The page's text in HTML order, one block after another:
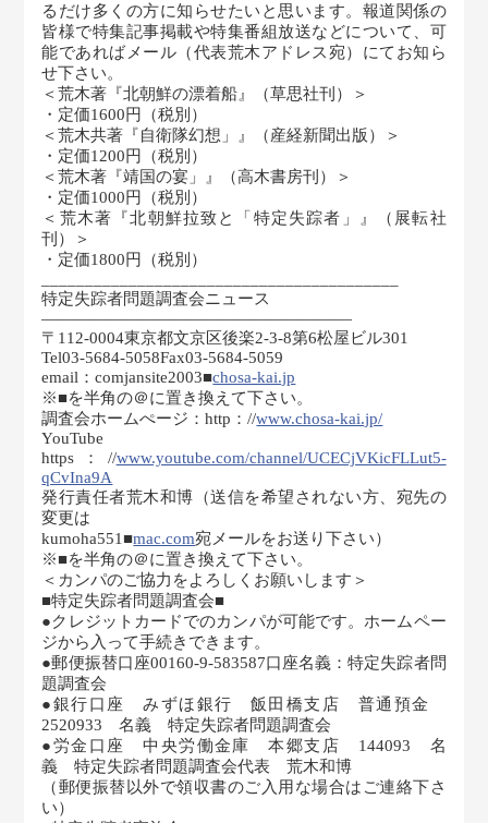
るだけ多くの方に知らせたいと思います。報道関係の
皆様で特集記事掲載や特集番組放送などについて、可
能であればメール（代表荒木アドレス宛）にてお知ら
せ下さい。
＜荒木著『北朝鮮の漂着船』（草思社刊）＞
・定価1600円（税別）
＜荒木共著『自衛隊幻想」』（産経新聞出版）＞
・定価1200円（税別）
＜荒木著『靖国の宴」』（高木書房刊）＞
・定価1000円（税別）
＜荒木著『北朝鮮拉致と「特定失踪者」』（展転社
刊）＞
・定価1800円（税別）
特定失踪者問題調査会ニュース
———————————————————
〒112-0004東京都文京区後楽2-3-8第6松屋ビル301
Tel03-5684-5058Fax03-5684-5059
email：comjansite2003■chosa-kai.jp
※■を半角の＠に置き換えて下さい。
調査会ホームぺージ：http：//www.chosa-kai.jp/
YouTube
https：//www.youtube.com/channel/UCECjVKicFLLut5-
qCvIna9A
発行責任者荒木和博（送信を希望されない方、宛先の
変更は
kumoha551■mac.com宛メールをお送り下さい）
※■を半角の＠に置き換えて下さい。
＜カンパのご協力をよろしくお願いします＞
■特定失踪者問題調査会■
●クレジットカードでのカンパが可能です。ホームペー
ジから入って手続きできます。
●郵便振替口座00160-9-583587口座名義：特定失踪者問
題調査会
●銀行口座 みずほ銀行 飯田橋支店 普通預金
2520933 名義 特定失踪者問題調査会
●労金口座 中央労働金庫 本郷支店 144093 名
義 特定失踪者問題調査会代表 荒木和博
（郵便振替以外で領収書のご入用な場合はご連絡下さ
い）